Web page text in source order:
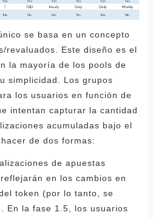
se basa en un concepto
revaluados. Este diseño es el
la mayoría de los pools de
simplicidad. Los grupos
los usuarios en función de
intentan capturar la cantidad
acumuladas bajo el
de dos formas:
de apuestas
en los cambios en
token (por lo tanto, se
En la fase 1.5, los usuarios